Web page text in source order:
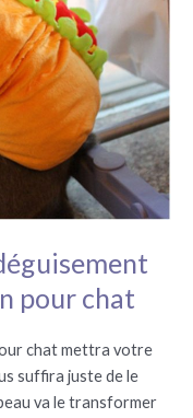
pour chat
chat mettra votre
suffira juste de le
va le transformer